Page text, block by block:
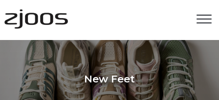
til
hovedindhold
New Feet